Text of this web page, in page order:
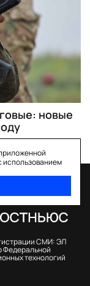
новые
использованием
СМИ: ЭЛ
Федеральной
технологий